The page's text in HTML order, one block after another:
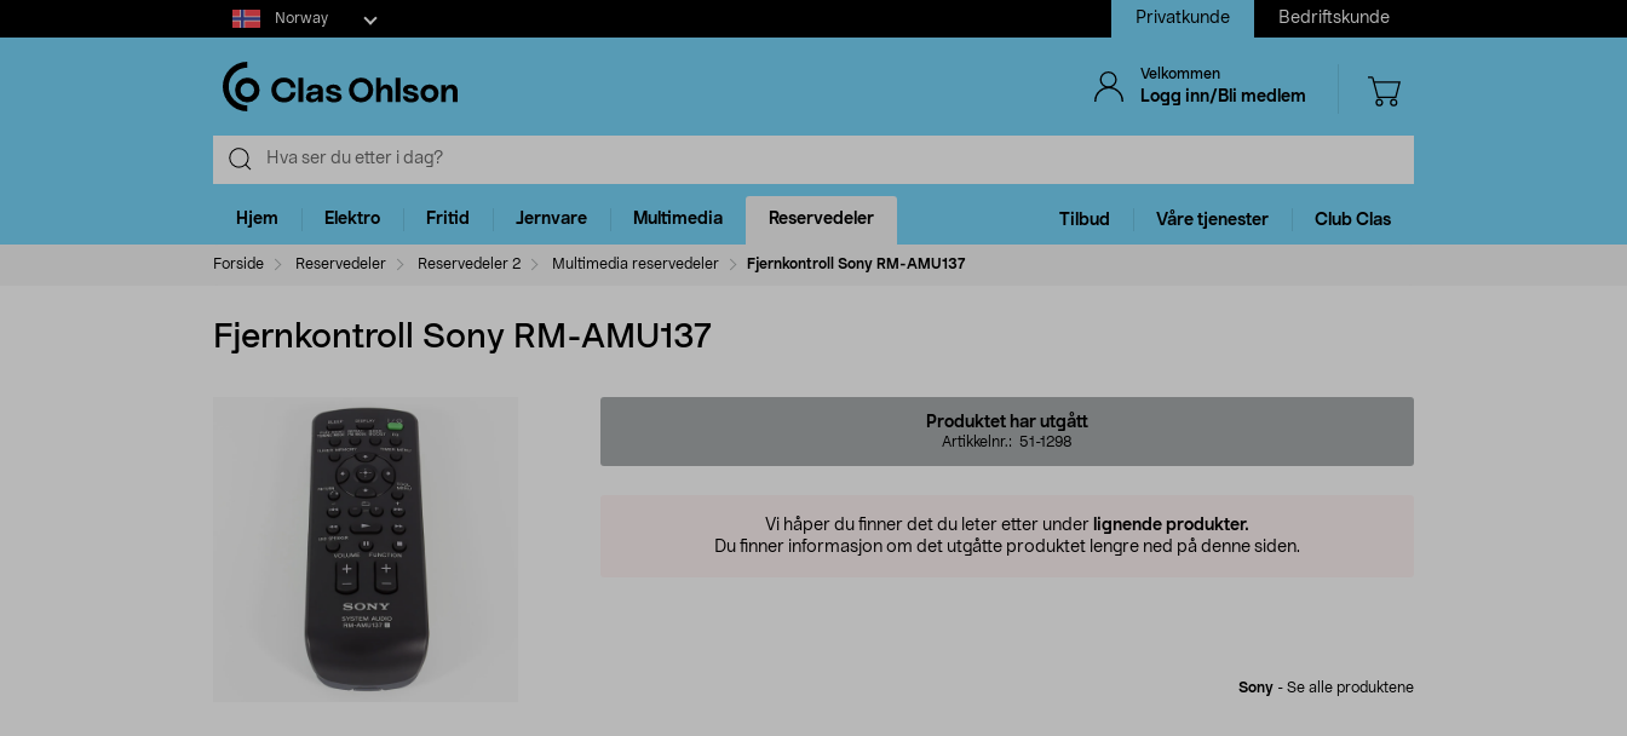
Select
market
Norway Privatkunde Bedriftskunde
Velkommen
Logg inn/Bli medlem
Hjem Elektro Fritid Jernvare Multimedia Reservedeler Tilbud Våre tjenester Club Clas
Forside Reservedeler Reservedeler 2 Multimedia reservedeler Fjernkontroll Sony RM-AMU137
Fjernkontroll Sony RM-AMU137
Produktet har utgått
Artikkelnr.: 51-1298
Vi håper du finner det du leter etter under lignende produkter.
Du finner informasjon om det utgåtte produktet lengre ned på denne siden.
Sony - Se alle produktene